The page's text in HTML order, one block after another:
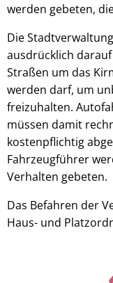
werden gebeten,
Die
ausdrücklich
Straßen um das
werden darf, um
freizuhalten.
müssen damit
kostenpflichtig
Fahrzeugführer
Verhalten gebeten.
Das Befahren der
Haus- und